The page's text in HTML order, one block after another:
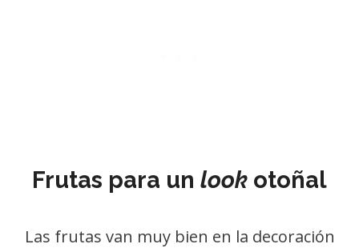
Frutas para un look otoñal
Las frutas van muy bien en la decoración